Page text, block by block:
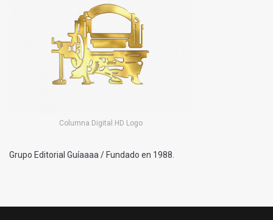
Columna Digital HD Logo
Grupo Editorial Guíaaaa / Fundado en 1988.